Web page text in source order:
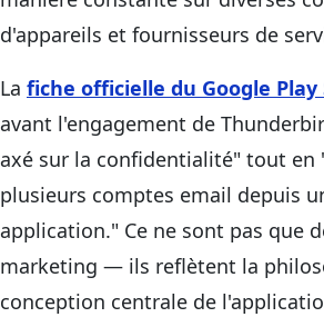
d'appareils et fournisseurs de
La fiche officielle du Google Play
avant l'engagement de
axé sur la confidentialité" tout en
plusieurs comptes email depuis
application." Ce ne sont pas que
marketing — ils reflètent la
conception centrale de